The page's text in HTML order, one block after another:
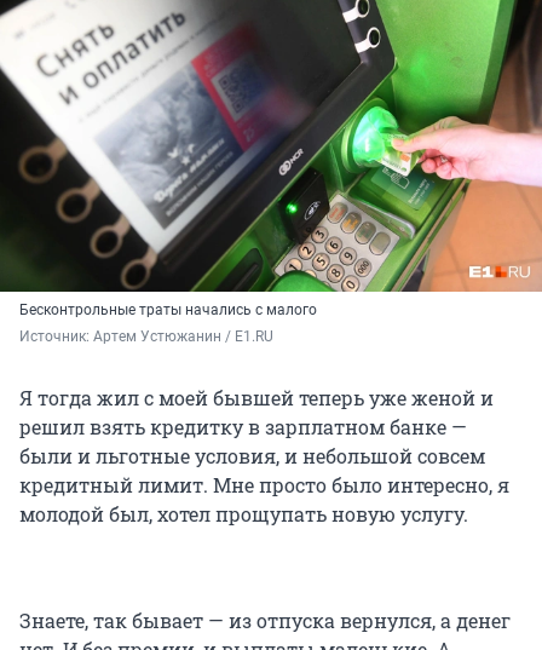
Бесконтрольные траты начались с малого
Источник: Артем Устюжанин / E1.RU
Я тогда жил с моей бывшей теперь уже женой и
решил взять кредитку в зарплатном банке —
были и льготные условия, и небольшой совсем
кредитный лимит. Мне просто было интересно, я
молодой был, хотел прощупать новую услугу.
Знаете, так бывает — из отпуска вернулся, а денег